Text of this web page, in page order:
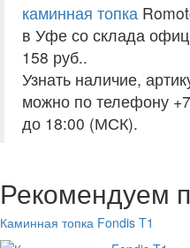
каминная топка
в Уфе со склада
158 руб..
Узнать наличие,
можно по телефону
до 18:00 (МСК).
Рекомендуем
Каминная топка Fondis T1